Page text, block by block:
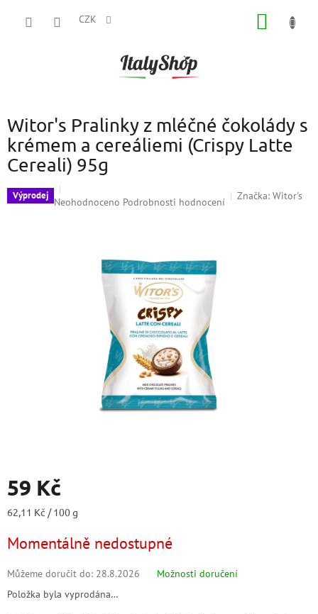
CZK
Witor's Pralinky z mléčné čokolády s
krémem a cereáliemi (Crispy Latte
Cereali) 95g
Výprodej Průměrné
Neohodnoceno Podrobnosti hodnocení
Značka: Witor's
59 Kč
Měrná
62,11 Kč / 100 g
Momentálně nedostupné
Můžeme doručit do: 28.8.2026
Možnosti doručení
Položka byla vyprodána…